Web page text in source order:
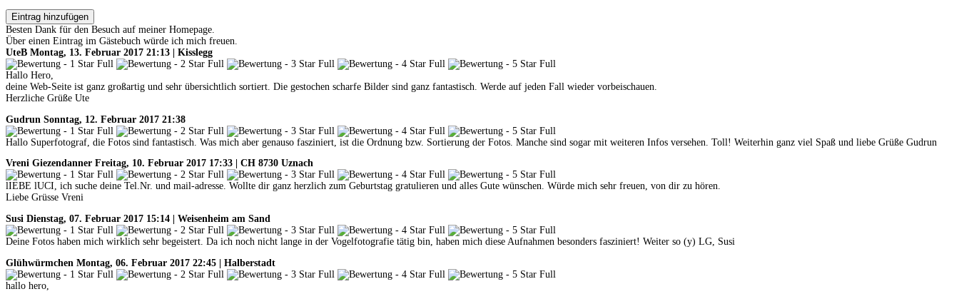
Eintrag hinzufügen
Besten Dank für den Besuch auf meiner Homepage.
Über einen Eintrag im Gästebuch würde ich mich freuen.
UteB Montag, 13. Februar 2017 21:13 | Kisslegg
Hallo Hero,
deine Web-Seite ist ganz großartig und sehr übersichtlich sortiert. Die gestochen scharfe Bilder sind ganz fantastisch. Werde auf jeden Fall wieder vorbeischauen.
Herzliche Grüße Ute
Gudrun Sonntag, 12. Februar 2017 21:38
Hallo Superfotograf, die Fotos sind fantastisch. Was mich aber genauso fasziniert, ist die Ordnung bzw. Sortierung der Fotos. Manche sind sogar mit weiteren Infos versehen. Toll! Weiterhin ganz viel Spaß und liebe Grüße Gudrun
Vreni Giezendanner Freitag, 10. Februar 2017 17:33 | CH 8730 Uznach
lIEBE lUCI, ich suche deine Tel.Nr. und mail-adresse. Wollte dir ganz herzlich zum Geburtstag gratulieren und alles Gute wünschen. Würde mich sehr freuen, von dir zu hören.
Liebe Grüsse Vreni
Susi Dienstag, 07. Februar 2017 15:14 | Weisenheim am Sand
Deine Fotos haben mich wirklich sehr begeistert. Da ich noch nicht lange in der Vogelfotografie tätig bin, haben mich diese Aufnahmen besonders fasziniert! Weiter so (y) LG, Susi
Glühwürmchen Montag, 06. Februar 2017 22:45 | Halberstadt
hallo hero,